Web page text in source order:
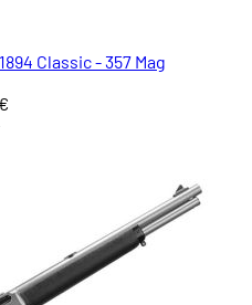
Classic - 357 Mag